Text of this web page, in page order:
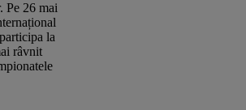
Pe 26 mai
la
râvnit